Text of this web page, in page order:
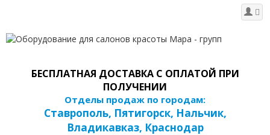
БЕСПЛАТНАЯ ДОСТАВКА С ОПЛАТОЙ ПРИ
ПОЛУЧЕНИИ
Отделы продаж по городам:
Ставрополь, Пятигорск, Нальчик,
Владикавказ, Краснодар